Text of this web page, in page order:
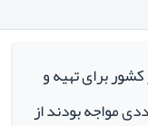
برای تهیه و
مواجه بودند از